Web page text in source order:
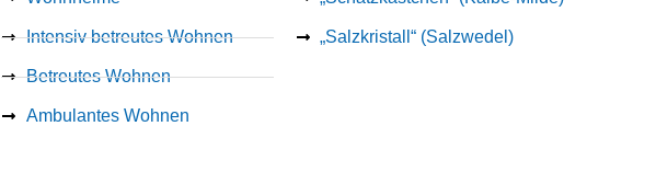
Intensiv betreutes Wohnen
Betreutes Wohnen
Ambulantes Wohnen
„Salzkristall“ (Salzwedel)